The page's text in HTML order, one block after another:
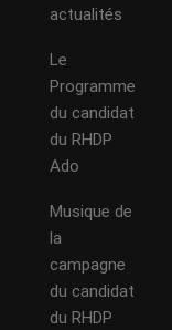
actualités
Le
Programme
du candidat
du RHDP
Ado
Musique de
la
campagne
du candidat
du RHDP